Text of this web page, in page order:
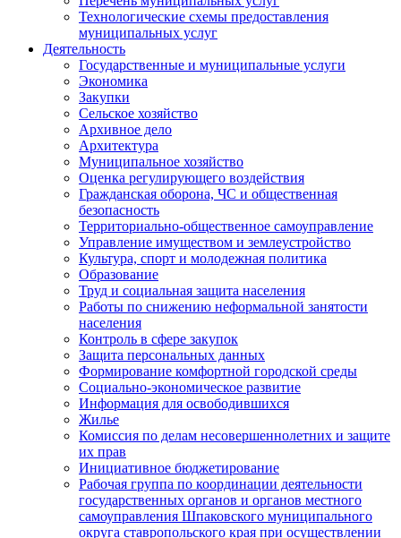
Технологические схемы предоставления
муниципальных услуг
Деятельность
Государственные и муниципальные услуги
Экономика
Закупки
Сельское хозяйство
Архивное дело
Архитектура
Муниципальное хозяйство
Оценка регулирующего воздействия
Гражданская оборона, ЧС и общественная
безопасность
Территориально-общественное самоуправление
Управление имуществом и землеустройство
Культура, спорт и молодежная политика
Образование
Труд и социальная защита населения
Работы по снижению неформальной занятости
населения
Контроль в сфере закупок
Защита персональных данных
Формирование комфортной городской среды
Социально-экономическое развитие
Информация для освободившихся
Жилье
Комиссия по делам несовершеннолетних и защите
их прав
Инициативное бюджетирование
Рабочая группа по координации деятельности
государственных органов и органов местного
самоуправления Шпаковского муниципального
округа ставропольского края при осуществлении